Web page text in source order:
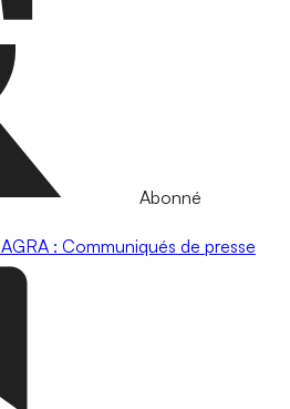
Abonné
AGRA : Communiqués de presse